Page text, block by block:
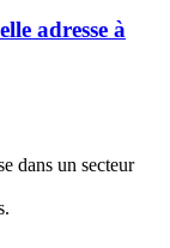
adresse à
dans un secteur